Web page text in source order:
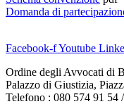
Domanda di
Facebook-fYoutube
Ordine degli Avvocati di
Palazzo di Giustizia,
Telefono : 080 574 91 54